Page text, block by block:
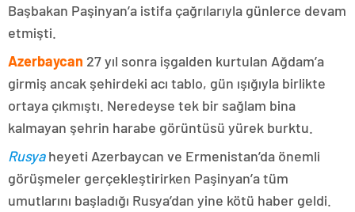
Başbakan Paşinyan’a istifa çağrılarıyla günlerce devam
etmişti.
Azerbaycan 27 yıl sonra işgalden kurtulan Ağdam’a
girmiş ancak şehirdeki acı tablo, gün ışığıyla birlikte
ortaya çıkmıştı. Neredeyse tek bir sağlam bina
kalmayan şehrin harabe görüntüsü yürek burktu.
Rusyaheyeti Azerbaycan ve Ermenistan’da önemli
görüşmeler gerçekleştirirken Paşinyan’a tüm
umutlarını başladığı Rusya’dan yine kötü haber geldi.